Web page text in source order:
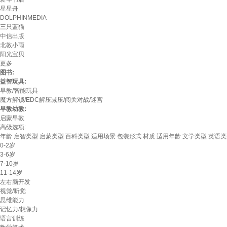
星星舟
DOLPHINMEDIA
三只蓝猫
中信出版
北教小雨
阳光宝贝
更多
图书:
益智玩具:
早教/智能玩具
魔方解锁/EDC解压减压/闯关对战/迷宫
早教幼教:
启蒙早教
高级选项:
年龄 启智类型 启蒙类型 百科类型 适用场景 包装形式 材质 适用年龄 文学类型 英语
0-2岁
3-6岁
7-10岁
11-14岁
左右脑开发
视觉/听觉
思维能力
记忆力/想像力
语言训练